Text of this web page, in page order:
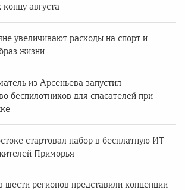
концу августа
увеличивают расходы на спорт и
жизни
из Арсеньева запустил
беспилотников для спасателей при
стартовал набор в бесплатную ИТ-
Приморья
шести регионов представили концепции